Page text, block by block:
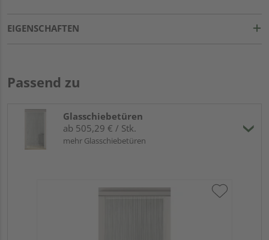
EIGENSCHAFTEN
Passend zu
Glasschiebetüren
ab 505,29 € / Stk.
mehr Glasschiebetüren